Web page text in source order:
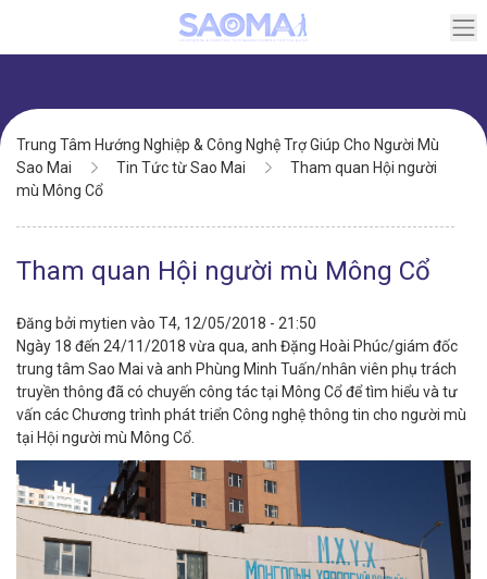
nội
Điều
hướng
Trung Tâm Hướng Nghiệp & Công Nghệ Trợ Giúp Cho Người Mù
Sao Mai
Tin Tức từ Sao Mai
Tham quan Hội người
mù Mông Cổ
Tham quan Hội người mù Mông Cổ
Đăng bởi mytien vào T4, 12/05/2018 - 21:50
Ngày 18 đến 24/11/2018 vừa qua, anh Đặng Hoài Phúc/giám đốc
trung tâm Sao Mai và anh Phùng Minh Tuấn/nhân viên phụ trách
truyền thông đã có chuyến công tác tại Mông Cổ để tìm hiểu và tư
vấn các Chương trình phát triển Công nghệ thông tin cho người mù
tại Hội người mù Mông Cổ.